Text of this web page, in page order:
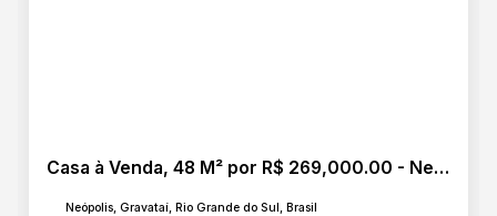
Casa à Venda, 48 M² por R$ 269,000.00 - Neópolis - Gravataí/Rs
Neópolis, Gravataí, Rio Grande do Sul, Brasil